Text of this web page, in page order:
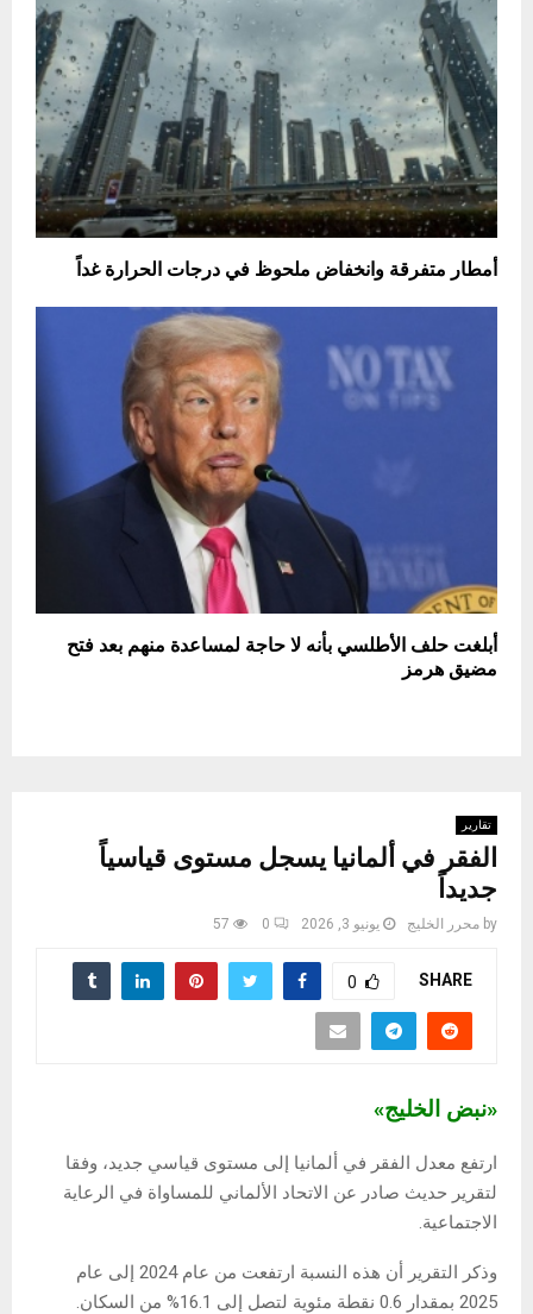
أمطار متفرقة وانخفاض ملحوظ في درجات الحرارة غداً
أبلغت حلف الأطلسي بأنه لا حاجة لمساعدة منهم بعد فتح
مضيق هرمز
تقارير
الفقر في ألمانيا يسجل مستوى قياسياً
جديداً
by محرر الخليج يونيو 3, 2026 0
57
SHARE
0
«نبض الخليج»
ارتفع معدل الفقر في ألمانيا إلى مستوى قياسي جديد، وفقا
لتقرير حديث صادر عن الاتحاد الألماني للمساواة في الرعاية
الاجتماعية.
وذكر التقرير أن هذه النسبة ارتفعت من عام 2024 إلى عام
2025 بمقدار 0.6 نقطة مئوية لتصل إلى 16.1% من السكان.